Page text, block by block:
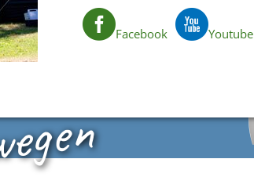
Facebook Youtube